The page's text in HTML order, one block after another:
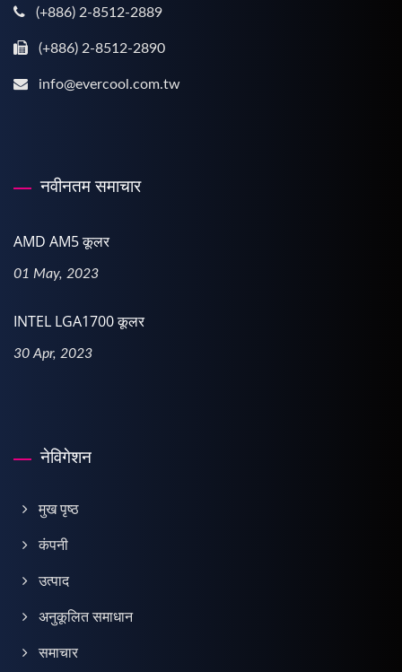
(+886) 2-8512-2889
(+886) 2-8512-2890
info@evercool.com.tw
नवीनतम समाचार
AMD AM5 कूलर
01 May, 2023
INTEL LGA1700 कूलर
30 Apr, 2023
नेविगेशन
मुख पृष्ठ
कंपनी
उत्पाद
अनुकूलित समाधान
समाचार